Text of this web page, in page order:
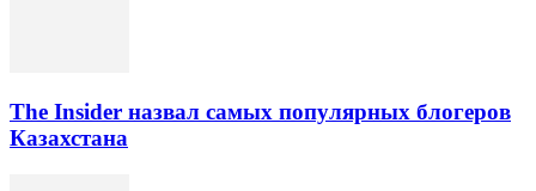
The Insider назвал самых популярных блогеров
Казахстана